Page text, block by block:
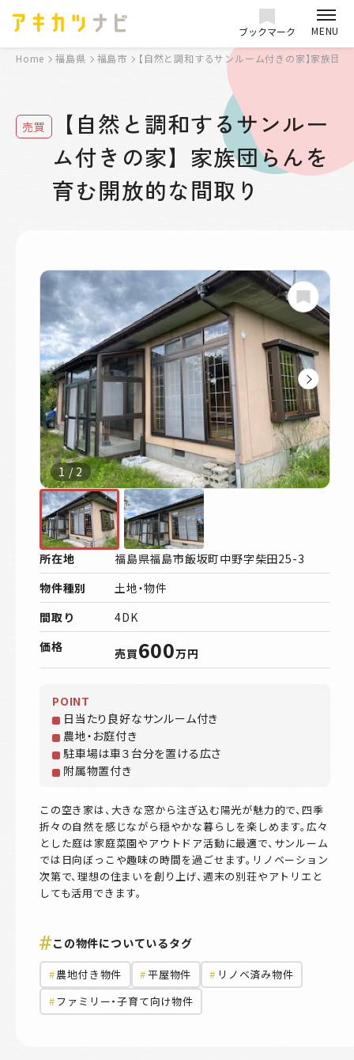
ブックマーク MENU
Home 福島県 福島市 【自然と調和するサンルーム付きの家】家族団
売買
【自然と調和するサンルー
ム付きの家】家族団らんを
育む開放的な間取り
1 /2
所在地
福島県福島市飯坂町中野字柴田25-3
物件種別
土地・物件
間取り
4DK
価格
売買600万円
POINT
日当たり良好なサンルーム付き
農地・お庭付き
駐車場は車３台分を置ける広さ
附属物置付き
この空き家は、大きな窓から注ぎ込む陽光が魅力的で、四季
折々の自然を感じながら穏やかな暮らしを楽しめます。広々
とした庭は家庭菜園やアウトドア活動に最適で、サンルーム
では日向ぼっこや趣味の時間を過ごせます。リノベーション
次第で、理想の住まいを創り上げ、週末の別荘やアトリエと
しても活用できます。
この物件についているタグ
農地付き物件 平屋物件
リノベ済み物件
ファミリー・子育て向け物件